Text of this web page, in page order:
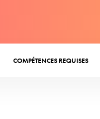
COMPÉTENCES REQUISES